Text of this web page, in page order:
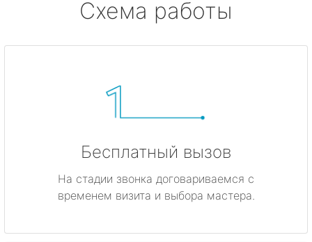
Схема работы
Бесплатный вызов
На стадии звонка договариваемся с
временем визита и выбора мастера.